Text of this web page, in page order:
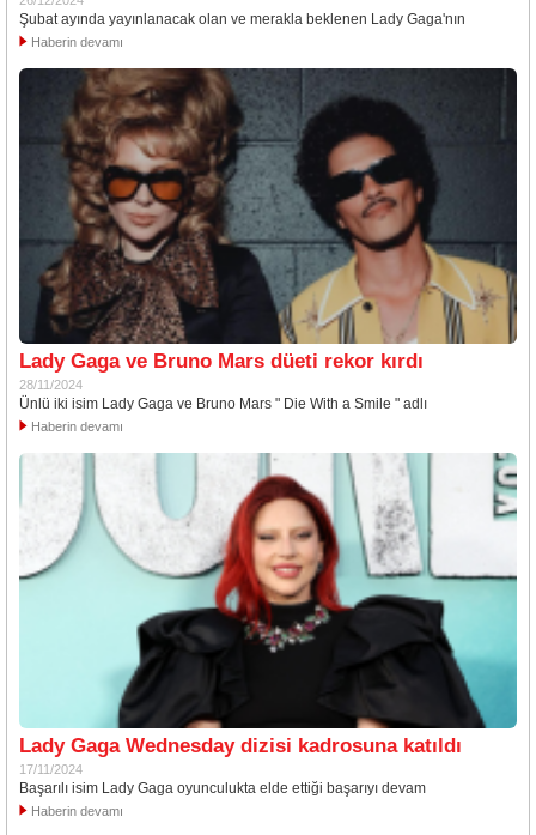
Şubat ayında yayınlanacak olan ve merakla beklenen Lady Gaga'nın
Haberin devamı
Lady Gaga ve Bruno Mars düeti rekor kırdı
28/11/2024
Ünlü iki isim Lady Gaga ve Bruno Mars " Die With a Smile " adlı
Haberin devamı
Lady Gaga Wednesday dizisi kadrosuna katıldı
17/11/2024
Başarılı isim Lady Gaga oyunculukta elde ettiği başarıyı devam
Haberin devamı